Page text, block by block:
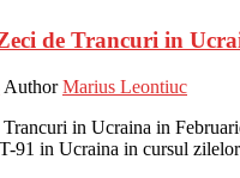
de Trancuri in
Author Marius Leontiuc
Trancuri in Ucraina in
91 in Ucraina in cursul